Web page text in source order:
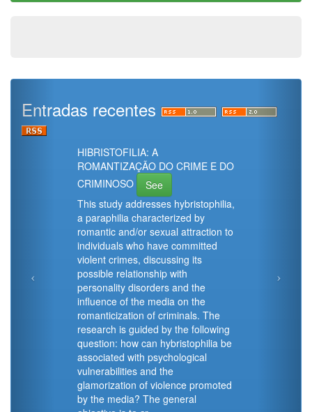
Entradas recentes
HIBRISTOFILIA: A
ROMANTIZAÇÃO DO CRIME E DO
CRIMINOSO
See
This study addresses hybristophilia,
a paraphilia characterized by
romantic and/or sexual attraction to
individuals who have committed
violent crimes, discussing its
possible relationship with
personality disorders and the
influence of the media on the
romanticization of criminals. The
research is guided by the following
question: how can hybristophilia be
associated with psychological
vulnerabilities and the
glamorization of violence promoted
by the media? The general